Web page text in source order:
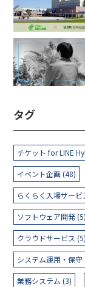
タグ
チケット for LINE
イベント企画 (48)
らくらく入場サービ
ソフトウェア開発 (5)
クラウドサービス (5)
システム運用・保守
業務システム (3)